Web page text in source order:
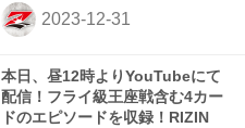
本日、昼12時よりYouTubeにて
配信！フライ級王座戦含む4カー
ドのエピソードを収録！RIZIN